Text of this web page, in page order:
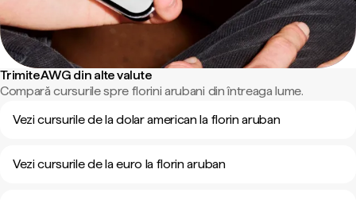
Trimite AWG din alte valute
Compară cursurile spre florini arubani din întreaga lume.
Vezi cursurile de la dolar american la florin aruban
Vezi cursurile de la euro la florin aruban